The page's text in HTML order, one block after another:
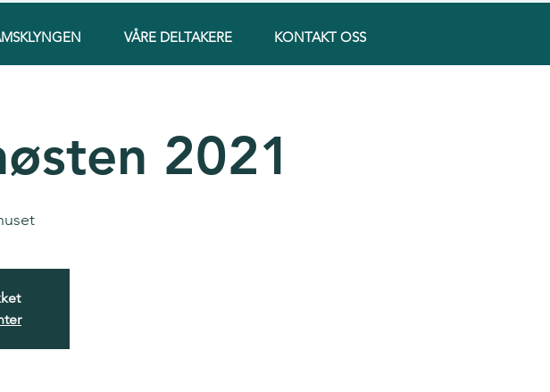
VÅRE DELTAKERE KONTAKT OSS
2021